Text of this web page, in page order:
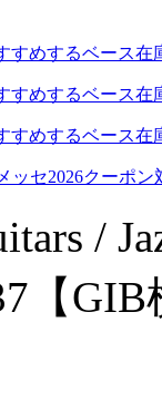
すめするベース在
すめするベース在
すめするベース在
ッセ2026クーポン
/
【